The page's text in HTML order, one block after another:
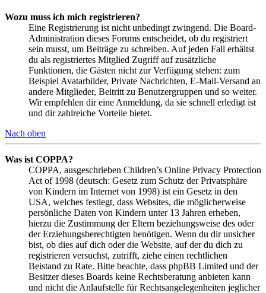
Wozu muss ich mich registrieren?
Eine Registrierung ist nicht unbedingt zwingend. Die Board-
Administration dieses Forums entscheidet, ob du registriert
sein musst, um Beiträge zu schreiben. Auf jeden Fall erhältst
du als registriertes Mitglied Zugriff auf zusätzliche
Funktionen, die Gästen nicht zur Verfügung stehen: zum
Beispiel Avatarbilder, Private Nachrichten, E-Mail-Versand an
andere Mitglieder, Beitritt zu Benutzergruppen und so weiter.
Wir empfehlen dir eine Anmeldung, da sie schnell erledigt ist
und dir zahlreiche Vorteile bietet.
Nach oben
Was ist COPPA?
COPPA, ausgeschrieben Children’s Online Privacy Protection
Act of 1998 (deutsch: Gesetz zum Schutz der Privatsphäre
von Kindern im Internet von 1998) ist ein Gesetz in den
USA, welches festlegt, dass Websites, die möglicherweise
persönliche Daten von Kindern unter 13 Jahren erheben,
hierzu die Zustimmung der Eltern beziehungsweise des oder
der Erziehungsberechtigten benötigen. Wenn du dir unsicher
bist, ob dies auf dich oder die Website, auf der du dich zu
registrieren versuchst, zutrifft, ziehe einen rechtlichen
Beistand zu Rate. Bitte beachte, dass phpBB Limited und der
Besitzer dieses Boards keine Rechtsberatung anbieten kann
und nicht die Anlaufstelle für Rechtsangelegenheiten jeglicher